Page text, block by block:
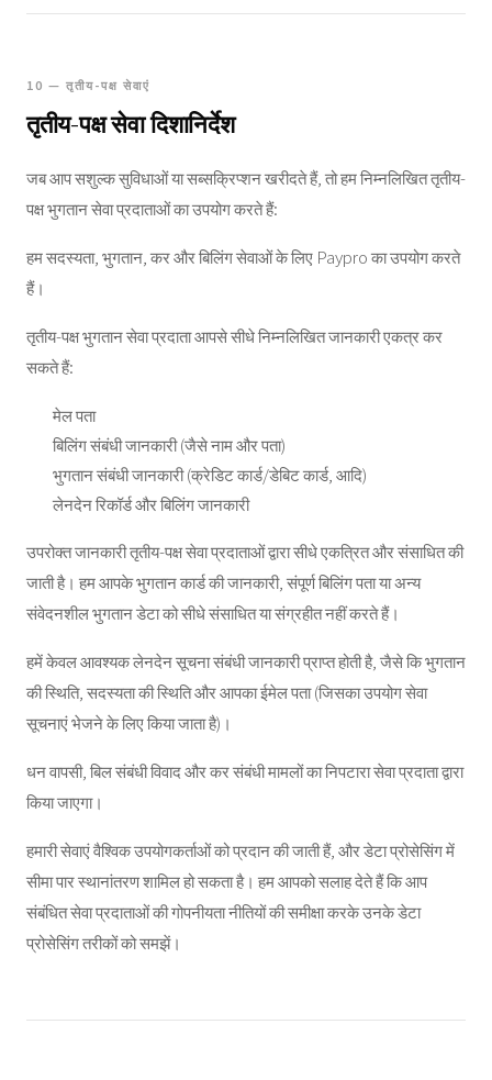
10 — तृतीय-पक्ष सेवाएं
तृतीय-पक्ष सेवा दिशानिर्देश
जब आप सशुल्क सुविधाओं या सब्सक्रिप्शन खरीदते हैं, तो हम निम्नलिखित तृतीय-
पक्ष भुगतान सेवा प्रदाताओं का उपयोग करते हैं:
हम सदस्यता, भुगतान, कर और बिलिंग सेवाओं के लिए Paypro का उपयोग करते
हैं।
तृतीय-पक्ष भुगतान सेवा प्रदाता आपसे सीधे निम्नलिखित जानकारी एकत्र कर
सकते हैं:
मेल पता
बिलिंग संबंधी जानकारी (जैसे नाम और पता)
भुगतान संबंधी जानकारी (क्रेडिट कार्ड/डेबिट कार्ड, आदि)
लेनदेन रिकॉर्ड और बिलिंग जानकारी
उपरोक्त जानकारी तृतीय-पक्ष सेवा प्रदाताओं द्वारा सीधे एकत्रित और संसाधित की
जाती है। हम आपके भुगतान कार्ड की जानकारी, संपूर्ण बिलिंग पता या अन्य
संवेदनशील भुगतान डेटा को सीधे संसाधित या संग्रहीत नहीं करते हैं।
हमें केवल आवश्यक लेनदेन सूचना संबंधी जानकारी प्राप्त होती है, जैसे कि भुगतान
की स्थिति, सदस्यता की स्थिति और आपका ईमेल पता (जिसका उपयोग सेवा
सूचनाएं भेजने के लिए किया जाता है)।
धन वापसी, बिल संबंधी विवाद और कर संबंधी मामलों का निपटारा सेवा प्रदाता द्वारा
किया जाएगा।
हमारी सेवाएं वैश्विक उपयोगकर्ताओं को प्रदान की जाती हैं, और डेटा प्रोसेसिंग में
सीमा पार स्थानांतरण शामिल हो सकता है। हम आपको सलाह देते हैं कि आप
संबंधित सेवा प्रदाताओं की गोपनीयता नीतियों की समीक्षा करके उनके डेटा
प्रोसेसिंग तरीकों को समझें।